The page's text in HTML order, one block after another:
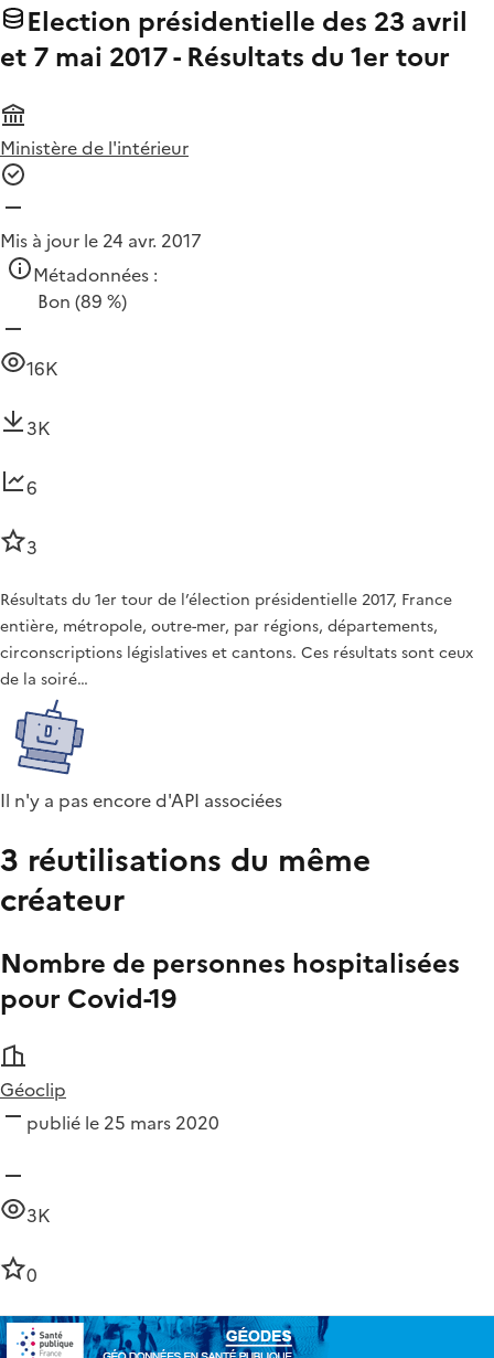
Election présidentielle des 23 avril
et 7 mai 2017 - Résultats du 1er tour
Ministère de l'intérieur
Mis à jour le 24 avr. 2017
Métadonnées :
Bon (89 %)
16K
3K
6
3
Résultats du 1er tour de l’élection présidentielle 2017, France
entière, métropole, outre-mer, par régions, départements,
circonscriptions législatives et cantons. Ces résultats sont ceux
de la soiré…
Il n'y a pas encore d'API associées
3 réutilisations du même
créateur
Nombre de personnes hospitalisées
pour Covid-19
Géoclip
publié le 25 mars 2020
3K
0